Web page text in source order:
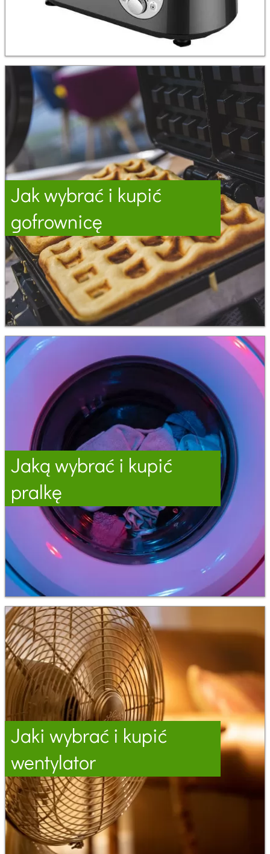
Jak wybrać i kupić
gofrownicę
Jaką wybrać i kupić
pralkę
Jaki wybrać i kupić
wentylator